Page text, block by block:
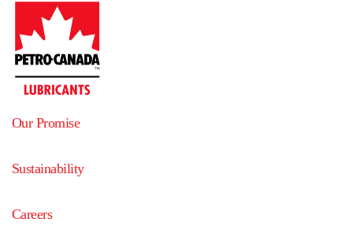
Our Promise
Sustainability
Careers